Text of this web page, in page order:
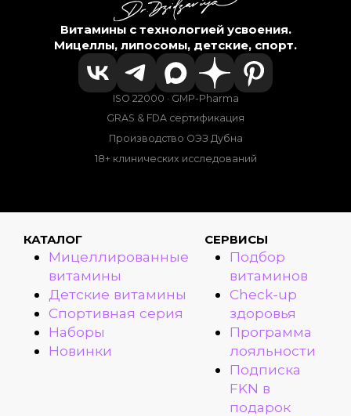
Витамины с технологией усвоения.
Мицеллы, липосомы, детские, спорт.
ISO 22000 · GMP-Pharma
GRAS & FDA сертификация
Производство ОЭЗ Дубна
18+ клинических исследований
КАТАЛОГ
Мицеллированные
витамины
Детские витамины
Спортивная серия
Наборы
Новинки
СЕРВИСЫ
Подбор
витаминов
Check-up
здоровья
Программа
лояльности
Подписка
FKN в
подарок